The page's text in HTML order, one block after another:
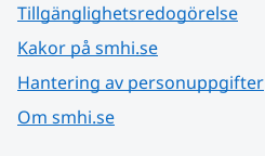
Tillgänglighetsredogörelse
Kakor på smhi.se
Hantering av personuppgifter
Om smhi.se